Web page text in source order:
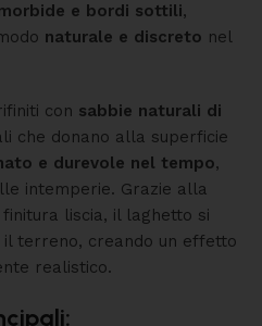
e bordi sottili,
naturale e discreto nel
con sabbie naturali di
che donano alla superficie
e durevole nel tempo,
intemperie. Grazie alla
liscia, il laghetto si
terreno, creando un effetto
realistico.